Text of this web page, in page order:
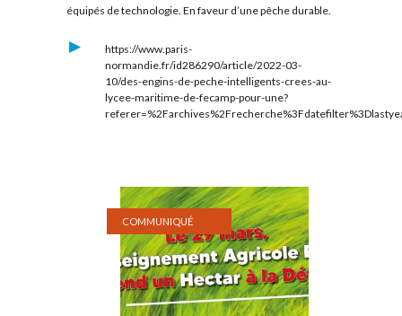
équipés de technologie. En faveur d’une pêche durable.
https://www.paris-
normandie.fr/id286290/article/2022-03-
10/des-engins-de-peche-intelligents-crees-au-
lycee-maritime-de-fecamp-pour-une?
COMMUNIQUÉ